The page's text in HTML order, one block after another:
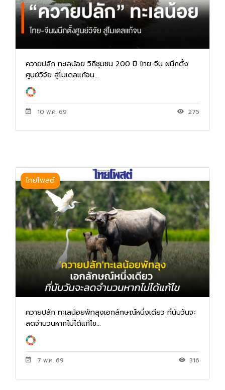
ควายปลัก ทะเลน้อย วิถีชุมชน 200 ปี ไทย-จีน ผนึกตั้ง
ศูนย์วิจัย สู่โมเดลแก้จน...
10 พ.ค. 69 275
ไทยโพสต์
ควายปลัก ทะเลน้อยพัทลุงเอกลักษณ์หนึ่งเดียว ที่นับวันจะ
ลดจำนวนหากไม่ได้แก้ไข...
7 พ.ค. 69 316